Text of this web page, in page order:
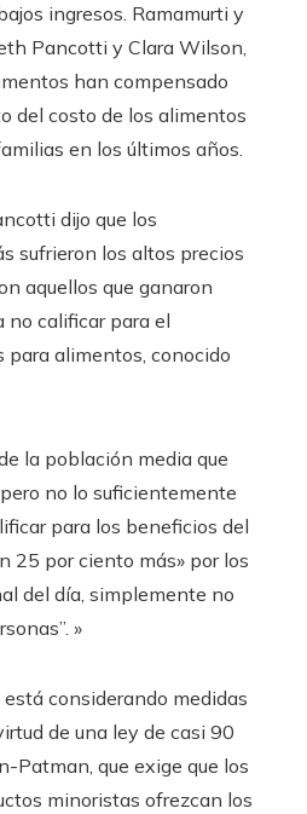
ingresos. Ramamurti y
Pancotti y Clara Wilson,
han compensado
del costo de los alimentos
en los últimos años.
dijo que los
sufrieron los altos precios
aquellos que ganaron
no calificar para el
para alimentos, conocido
la población media que
no lo suficientemente
para los beneficios del
25 por ciento más» por los
del día, simplemente no
»
considerando medidas
de una ley de casi 90
Patman, que exige que los
minoristas ofrezcan los